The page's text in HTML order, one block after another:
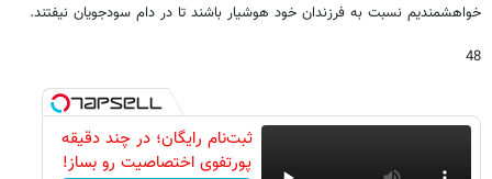
خواهشمندیم نسبت به فرزندان خود هوشیار باشند تا در دام سودجویان نیفتند.
48
ثبت‌نام رایگان؛ در چند دقیقه
پورتفوی اختصاصیت رو بساز!